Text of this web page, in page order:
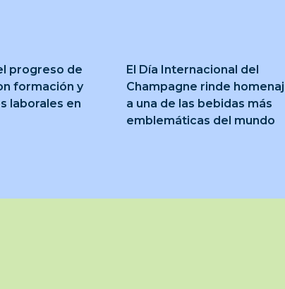
progreso de
formación y
laborales en
El Día Internacional del
Champagne rinde
a una de las bebidas más
emblemáticas del mundo